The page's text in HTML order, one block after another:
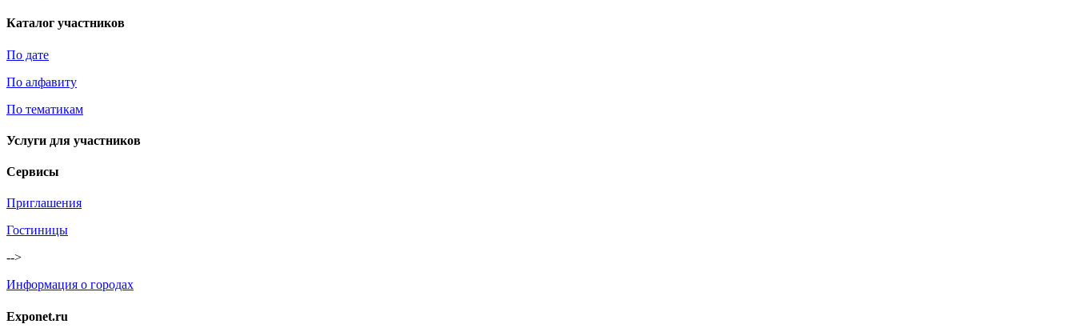
Каталог участников
По дате
По алфавиту
По тематикам
Услуги для участников
Сервисы
Приглашения
Гостиницы
-->
Информация о городах
Exponet.ru